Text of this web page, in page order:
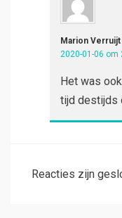
Marion Verruijt
2020-01-06 om
Het was
tijd destijds
Reacties zijn